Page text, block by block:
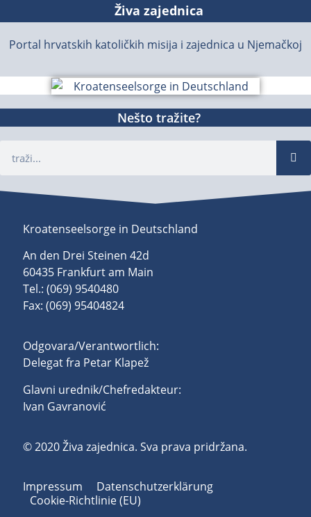
Živa zajednica
Portal hrvatskih katoličkih misija i zajednica u Njemačkoj
Nešto tražite?
Kroatenseelsorge in Deutschland
An den Drei Steinen 42d
60435 Frankfurt am Main
Tel.: (069) 9540480
Fax: (069) 95404824
Odgovara/Verantwortlich:
Delegat fra Petar Klapež
Glavni urednik/Chefredakteur:
Ivan Gavranović
© 2020 Živa zajednica. Sva prava pridržana.
Impressum
Datenschutzerklärung
Cookie-Richtlinie (EU)